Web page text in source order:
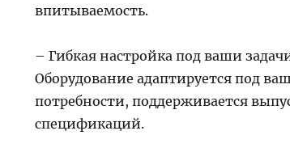
впитываемость.
– Гибкая настройка под ваши
Оборудование адаптируется под
потребности, поддерживается
спецификаций.